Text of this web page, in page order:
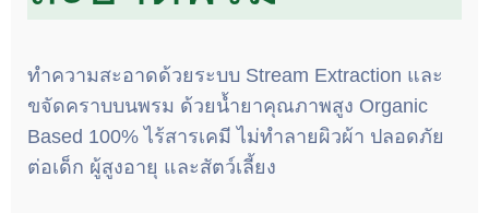
ทำความสะอาดด้วยระบบ Stream Extraction และ
ขจัดคราบบนพรม ด้วยน้ำยาคุณภาพสูง Organic
Based 100% ไร้สารเคมี ไม่ทำลายผิวผ้า ปลอดภัย
ต่อเด็ก ผู้สูงอายุ และสัตว์เลี้ยง